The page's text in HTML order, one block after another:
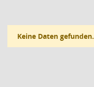
Keine Daten gefunden.